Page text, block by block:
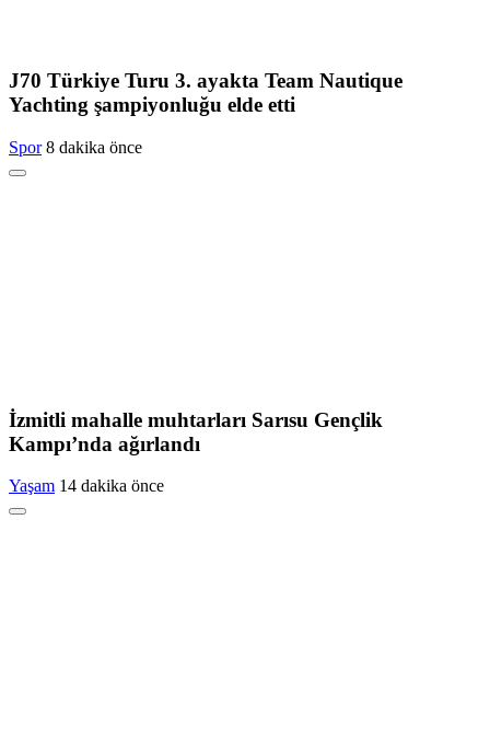
J70 Türkiye Turu 3. ayakta Team Nautique
Yachting şampiyonluğu elde etti
Spor 8 dakika önce
İzmitli mahalle muhtarları Sarısu Gençlik
Kampı’nda ağırlandı
Yaşam 14 dakika önce